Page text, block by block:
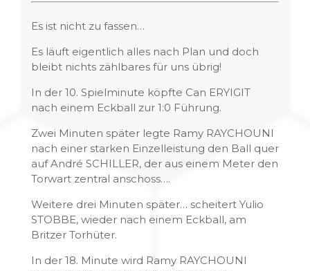
Es ist nicht zu fassen…
Es läuft eigentlich alles nach Plan und doch
bleibt nichts zählbares für uns übrig!
In der 10. Spielminute köpfte Can ERYIGIT
nach einem Eckball zur 1:0 Führung.
Zwei Minuten später legte Ramy RAYCHOUNI
nach einer starken Einzelleistung den Ball quer
auf André SCHILLER, der aus einem Meter den
Torwart zentral anschoss….
Weitere drei Minuten später… scheitert Yulio
STOBBE, wieder nach einem Eckball, am
Britzer Torhüter.
In der 18. Minute wird Ramy RAYCHOUNI